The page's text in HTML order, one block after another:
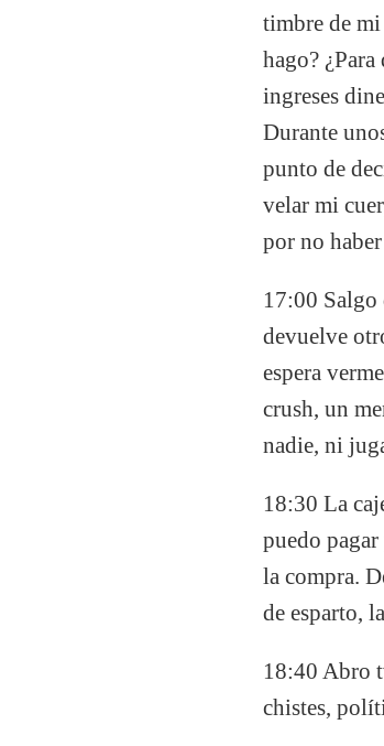
timbre de
hago?
ingreses
Durante
punto de
velar mi
por no
17:00 Salgo
devuelve
espera
crush, un
nadie, ni
18:30 La
puedo
la compra.
de esparto,
18:40 Abro
chistes,